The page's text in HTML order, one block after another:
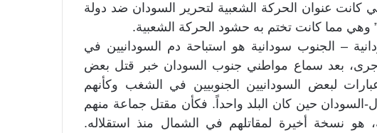
كانت عنوان الحركة الشعبية لتحرير السودان ضد دولة
– الجنوب سودانية هو استباحة دم السودانيين في
بعد سماع مواطني جنوب السودان خبر قتل بعض
لبعض السودانيين الجنوبيين في الشغب وكأنهم
السودان حين كان البلد واحداً. فكأن مقتل جماعة منهم
نسخة أخيرة لمقاتلهم في الشمال منذ استقلاله.